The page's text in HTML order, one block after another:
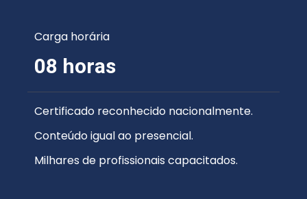
Carga horária
08 horas
Certificado reconhecido nacionalmente.
Conteúdo igual ao presencial.
Milhares de profissionais capacitados.